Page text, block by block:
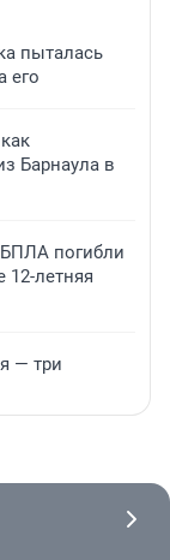
пыталась
его
Барнаула в
погибли
12-летняя
— три